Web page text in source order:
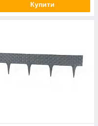
Купити